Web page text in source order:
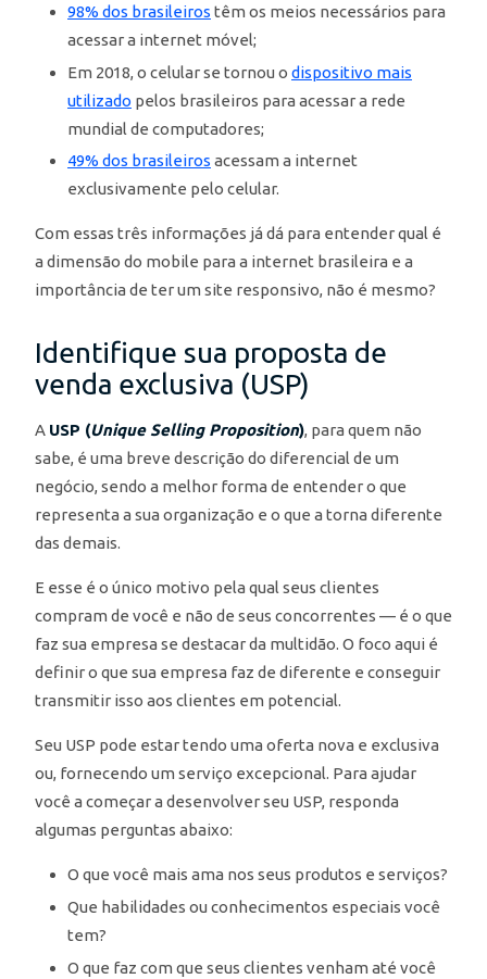
98% dos brasileiros têm os meios necessários para
acessar a internet móvel;
Em 2018, o celular se tornou o dispositivo mais
utilizado pelos brasileiros para acessar a rede
mundial de computadores;
49% dos brasileiros acessam a internet
exclusivamente pelo celular.
Com essas três informações já dá para entender qual é
a dimensão do mobile para a internet brasileira e a
importância de ter um site responsivo, não é mesmo?
Identifique sua proposta de
venda exclusiva (USP)
A USP (Unique Selling Proposition), para quem não
sabe, é uma breve descrição do diferencial de um
negócio, sendo a melhor forma de entender o que
representa a sua organização e o que a torna diferente
das demais.
E esse é o único motivo pela qual seus clientes
compram de você e não de seus concorrentes — é o que
faz sua empresa se destacar da multidão. O foco aqui é
definir o que sua empresa faz de diferente e conseguir
transmitir isso aos clientes em potencial.
Seu USP pode estar tendo uma oferta nova e exclusiva
ou, fornecendo um serviço excepcional. Para ajudar
você a começar a desenvolver seu USP, responda
algumas perguntas abaixo:
O que você mais ama nos seus produtos e serviços?
Que habilidades ou conhecimentos especiais você
tem?
O que faz com que seus clientes venham até você